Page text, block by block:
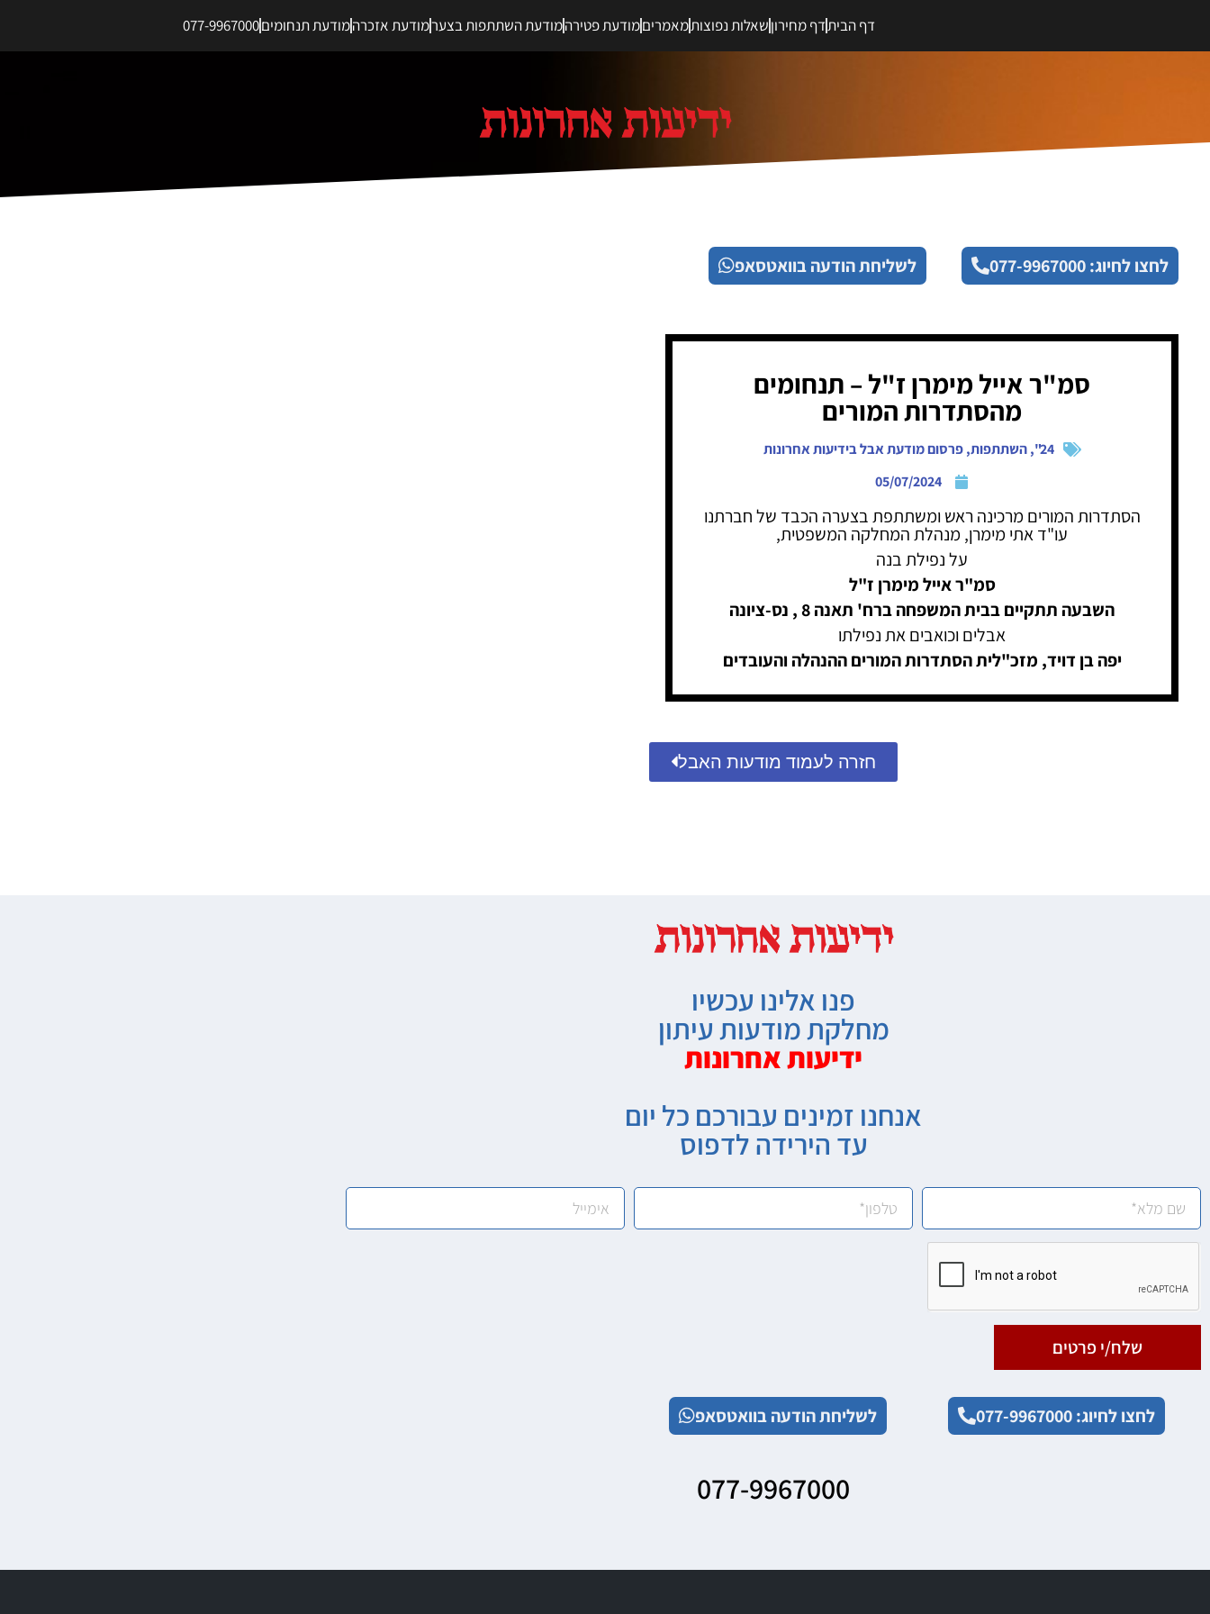
דף הביתדף מחירוןשאלות נפוצותמאמריםמודעת פטירהמודעת השתתפות בצערמודעת אזכרהמודעת תנחומים077-9967000
לחצו לחיוג: 077-9967000 לשליחת הודעה בוואטסאפ
סמ"ר אייל מימרן ז"ל – תנחומים
מהסתדרות המורים
24"
,השתתפות,פרסום מודעת אבל בידיעות אחרונות
05/07/2024
הסתדרות המורים מרכינה ראש ומשתתפת בצערה הכבד של חברתנו
עו"ד אתי מימרן, מנהלת המחלקה המשפטית,
על נפילת בנה
סמ"ר אייל מימרן ז"ל
השבעה תתקיים בבית המשפחה ברח' תאנה 8 , נס-ציונה
אבלים וכואבים את נפילתו
יפה בן דויד, מזכ"לית הסתדרות המורים ההנהלה והעובדים
חזרה לעמוד מודעות האבל
פנו אלינו עכשיו
מחלקת מודעות עיתון
ידיעות אחרונות
אנחנו זמינים עבורכם כל יום
עד הירידה לדפוס
שלח/י פרטים
לחצו לחיוג: 077-9967000 לשליחת הודעה בוואטסאפ
077-9967000